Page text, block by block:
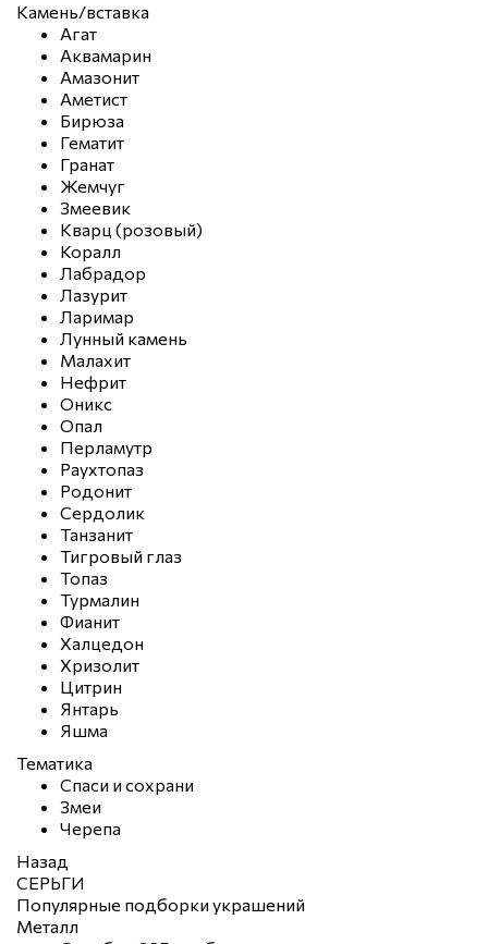
Камень/вставка
Агат
Аквамарин
Амазонит
Аметист
Бирюза
Гематит
Гранат
Жемчуг
Змеевик
Кварц (розовый)
Коралл
Лабрадор
Лазурит
Ларимар
Лунный камень
Малахит
Нефрит
Оникс
Опал
Перламутр
Раухтопаз
Родонит
Сердолик
Танзанит
Тигровый глаз
Топаз
Турмалин
Фианит
Халцедон
Хризолит
Цитрин
Янтарь
Яшма
Тематика
Спаси и сохрани
Змеи
Черепа
Назад
СЕРЬГИ
Популярные подборки украшений
Металл